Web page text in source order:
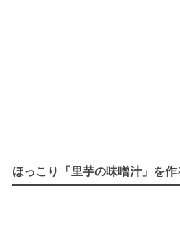
ほっこり「里芋の味噌汁」を作